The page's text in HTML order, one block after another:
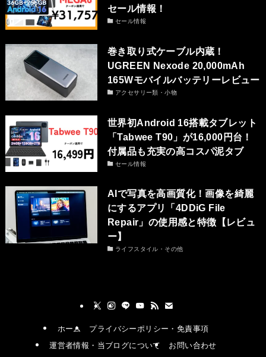
セール情報！
セール情報
巻き取り式ケーブル内蔵！
UGREEN Nexode 20,000mAh
165Wモバイルバッテリーレビュー
アクセサリー類・小物
世界初Android 16搭載タブレット
「Tabwee T90」が16,000円台！
付属品も充実の高コスパ泥タブ
セール情報
AIで写真を高画質化！画像を綺麗
にするアプリ「4DDiG File
Repair」の使用感と特徴【レビュ
ー】
ライフスタイル・その他
ホーム
プライバシーポリシー・免責事項
運営者情報・当ブログについて
お問い合わせ